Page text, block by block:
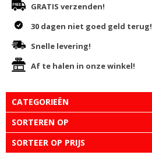
GRATIS verzenden!
30 dagen niet goed geld terug!
Snelle levering!
Af te halen in onze winkel!
CATEGORIEËN
SORTEREN OP
SORTEER OP PRIJS